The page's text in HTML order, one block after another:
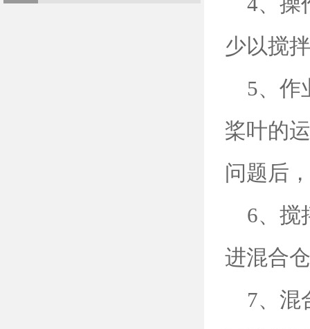
少以搅
5、作
桨叶的
问题后
6、搅
进混合
7、混